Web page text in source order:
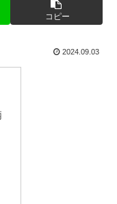
コピー
2024.09.03